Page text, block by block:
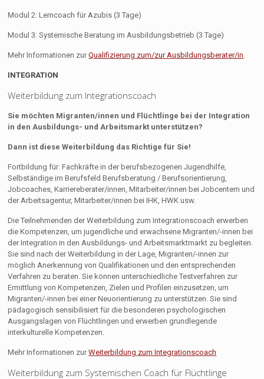
Modul 2: Lerncoach für Azubis (3 Tage)
Modul 3: Systemische Beratung im Ausbildungsbetrieb (3 Tage)
Mehr Informationen zurQualifizierung zum/zur Ausbildungsberater/in.
INTEGRATION
Weiterbildung zum Integrationscoach
Sie möchten Migranten/innen und Flüchtlinge bei der Integration
in den Ausbildungs- und Arbeitsmarkt unterstützen?
Dann ist diese Weiterbildung das Richtige für Sie!
Fortbildung für: Fachkräfte in der berufsbezogenen Jugendhilfe,
Selbständige im Berufsfeld Berufsberatung / Berufsorientierung,
Jobcoaches, Karriereberater/innen, Mitarbeiter/innen bei Jobcentern und
der Arbeitsagentur, Mitarbeiter/innen bei IHK, HWK usw.
Die Teilnehmenden der Weiterbildung zum Integrationscoach erwerben
die Kompetenzen, um jugendliche und erwachsene Migranten/-innen bei
der Integration in den Ausbildungs- und Arbeitsmarktmarkt zu begleiten.
Sie sind nach der Weiterbildung in der Lage, Migranten/-innen zur
möglich Anerkennung von Qualifikationen und den entsprechenden
Verfahren zu beraten. Sie können unterschiedliche Testverfahren zur
Ermittlung von Kompetenzen, Zielen und Profilen einzusetzen, um
Migranten/-innen bei einer Neuorientierung zu unterstützen. Sie sind
pädagogisch sensibilisiert für die besonderen psychologischen
Ausgangslagen von Flüchtlingen und erwerben grundlegende
interkulturelle Kompetenzen.
Mehr Informationen zurWeiterbildung zum Integrationscoach
Weiterbildung zum Systemischen Coach für Flüchtlinge